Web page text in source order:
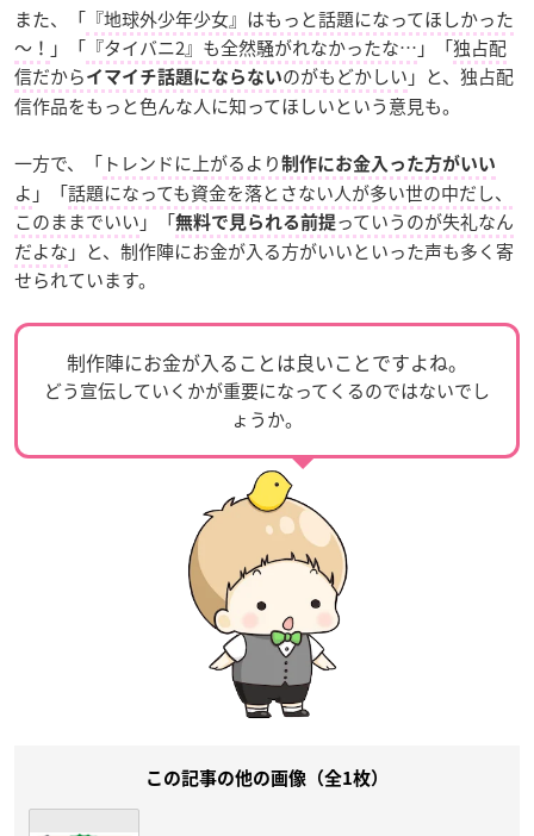
また、「 『地球外少年少女』はもっと話題になってほしかった
～！ 」「 『タイバニ2』も全然騒がれなかったな… 」「独占配
信だから イマイチ話題にならないのがもどかしい 」と、独占配
信作品をもっと色んな人に知ってほしいという意見も。
一方で、「 トレンドに上がるより 制作にお金入った方がいい
よ 」「話題になっても資金を落とさない人が多い世の中だし、
このままでいい 」「無料で見られる前提っていうのが失礼なん
だよな 」と、制作陣にお金が入る方がいいといった声も多く寄
せられています。
制作陣にお金が入ることは良いことですよね。
どう宣伝していくかが重要になってくるのではないでし
ょうか。
この記事の他の画像（全1枚）